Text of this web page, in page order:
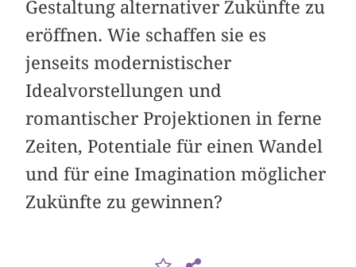
Gestaltung alternativer Zukünfte zu
eröffnen. Wie schaffen sie es
jenseits modernistischer
Idealvorstellungen und
romantischer Projektionen in ferne
Zeiten, Potentiale für einen Wandel
und für eine Imagination möglicher
Zukünfte zu gewinnen?